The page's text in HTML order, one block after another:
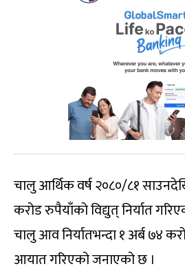
चालु आर्थिक वर्ष २०८०/८१
करोड रुपैयाँको विद्युत् निर्यात
चालु आव निर्यातभन्दा १ अर्ब ७४
आयात गरिएको जनाएको छ ।